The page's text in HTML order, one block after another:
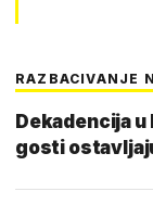
RAZBACIVANJE
Dekadencija u
gosti